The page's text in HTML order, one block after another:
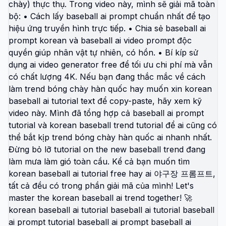
hiện đại, tối giản, mềm mại với gradient màu tinh tế
và ánh sáng cinematic cao cấp, không có chi tiết
gây xao nhãng. Tư thế & tương tác: cả hai hướng
ánh nhìn về nhau, eye contact tự nhiên, dáng ngồi
thư giãn, hơi nghiêng nhẹ về phía trước để tạo cảm
giác kết nối sâu sắc; chiếc bàn ở giữa tạo bố cục
cân đối và điện ảnh. Phiên bản hiện tại chống cằm
trên bàn bằng tư thế tự nhiên, giàu cảm xúc như
đang lắng nghe và hồi tưởng. Trang phục: giữ
nguyên 100% trang phục, kiếu tóc và toàn bộ chi
tiết từ các ảnh đầu vào, không thay đổi, không
thêm phụ kiện hoặc thiết kế mới. Màu sắc & ánh
sáng: tông màu studio hiện đại, cinematic, ánh sáng
mềm cao cấp, màu da tự nhiên, glow nhẹ từ nến tạo
chiều sâu cảm xúc; bóng đổ mềm, tương phản
mượt, highlight tinh tế trên da và tóc. Phong cách:
nhiếp ảnh chuyên nghiệp, tối giản, giàu cảm xúc,
tập trung vào câu chuyện và sự kết nối giữa quá
khứ và hiện tại. Độ chân thực: cực kỳ chân thực như